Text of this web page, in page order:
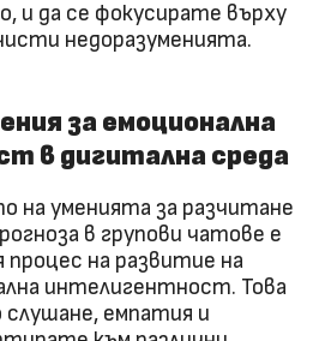
и да се фокусирате върху
недоразуменията.
за емоционална
в дигитална среда
на уменията за разчитане
в групови чатове е
на развитие на
интелигентност. Това
емпатия и